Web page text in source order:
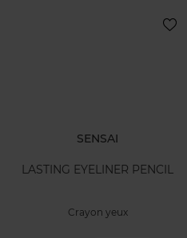
SENSAI
LASTING EYELINER PENCIL
Crayon yeux